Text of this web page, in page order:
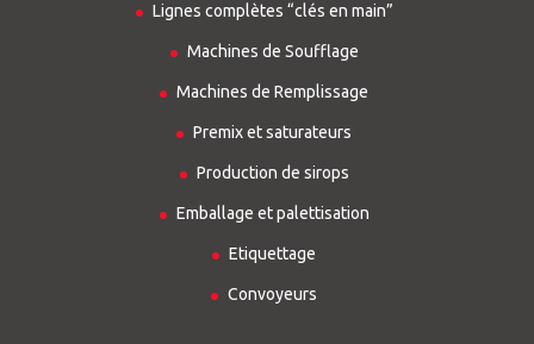
Lignes complètes “clés en main”
Machines de Soufflage
Machines de Remplissage
Premix et saturateurs
Production de sirops
Emballage et palettisation
Etiquettage
Convoyeurs